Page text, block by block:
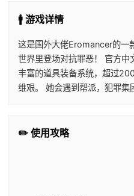
🚹 游戏详情
这是国外大佬Eromancer的一
世界里登场对抗罪恶！ 官方
丰富的道具装备系统，超过
维艰。 她会遇到帮派，犯罪
✏️ 使用攻略